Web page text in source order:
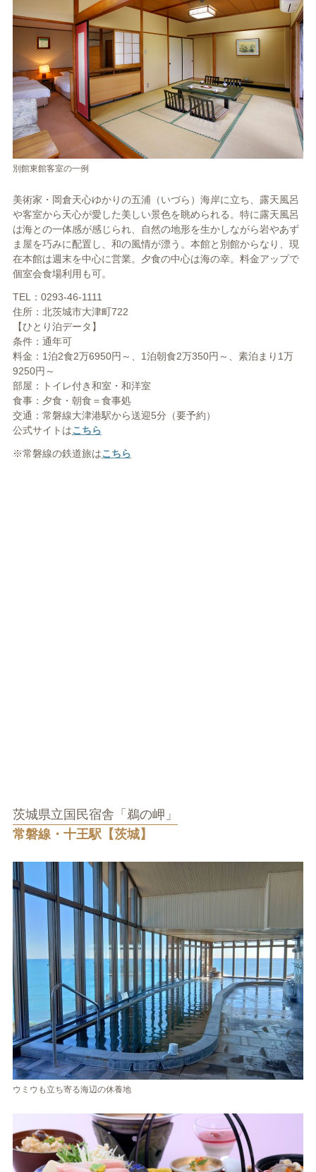
別館東館客室の一例
美術家・岡倉天心ゆかりの五浦（いづら）海岸に立ち、露天風呂
や客室から天心が愛した美しい景色を眺められる。特に露天風呂
は海との一体感が感じられ、自然の地形を生かしながら岩やあず
ま屋を巧みに配置し、和の風情が漂う。本館と別館からなり、現
在本館は週末を中心に営業。夕食の中心は海の幸。料金アップで
個室会食場利用も可。
TEL：0293-46-1111
住所：北茨城市大津町722
【ひとり泊データ】
条件：通年可
料金：1泊2食2万6950円～、1泊朝食2万350円～、素泊まり1万
9250円～
部屋：トイレ付き和室・和洋室
食事：夕食・朝食＝食事処
交通：常磐線大津港駅から送迎5分（要予約）
公式サイトはこちら
※常磐線の鉄道旅はこちら
茨城県立国民宿舎「鵜の岬」
常磐線・十王駅【茨城】
ウミウも立ち寄る海辺の休養地